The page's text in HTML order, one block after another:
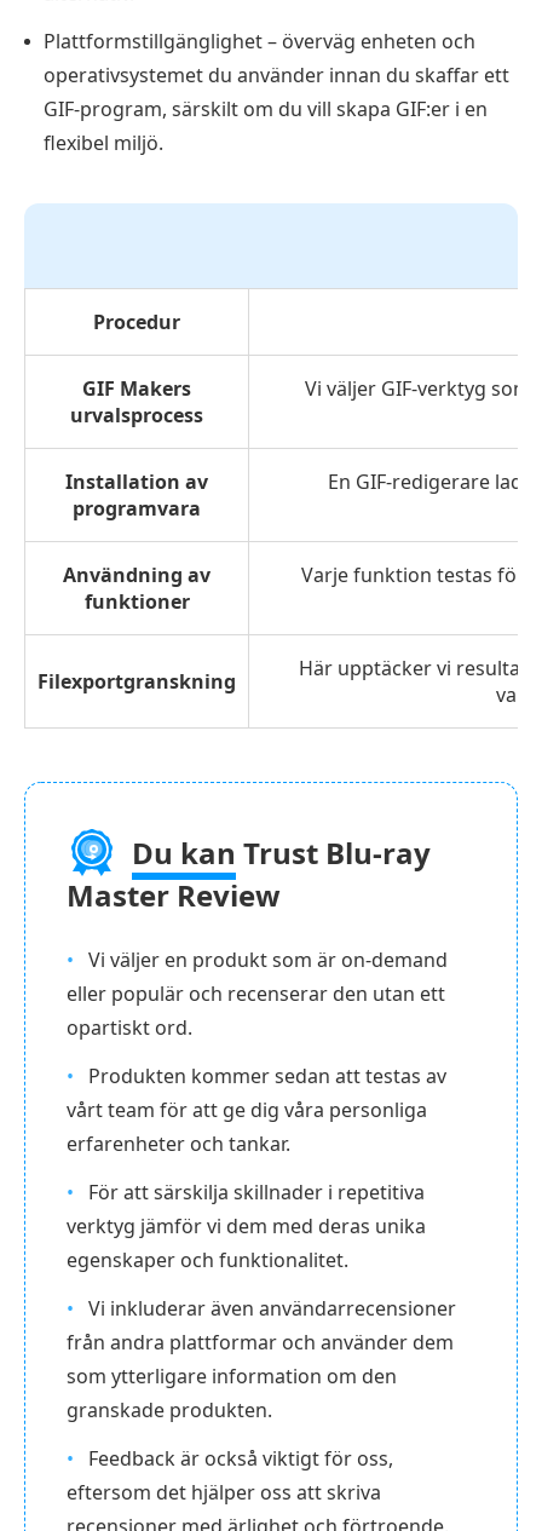
Plattformstillgänglighet – överväg enheten och
operativsystemet du använder innan du skaffar ett
GIF-program, särskilt om du vill skapa GIF:er i en
flexibel miljö.
Procedur
GIF Makers
urvalsprocess
Vi väljer GIF-verktyg
Installation av
programvara
En GIF-redigerare
Användning av
funktioner
Varje funktion testas för
Filexportgranskning
Här upptäcker vi
Du kan Trust Blu-ray
Master Review
Vi väljer en produkt som är on-demand
eller populär och recenserar den utan ett
opartiskt ord.
Produkten kommer sedan att testas av
vårt team för att ge dig våra personliga
erfarenheter och tankar.
För att särskilja skillnader i repetitiva
verktyg jämför vi dem med deras unika
egenskaper och funktionalitet.
Vi inkluderar även användarrecensioner
från andra plattformar och använder dem
som ytterligare information om den
granskade produkten.
Feedback är också viktigt för oss,
eftersom det hjälper oss att skriva
recensioner med ärlighet och förtroende.